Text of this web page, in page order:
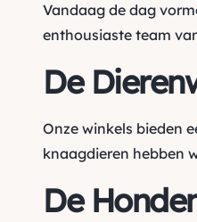
Vandaag de dag
enthousiaste team
De
Onze winkels bieden
knaagdieren hebben
De